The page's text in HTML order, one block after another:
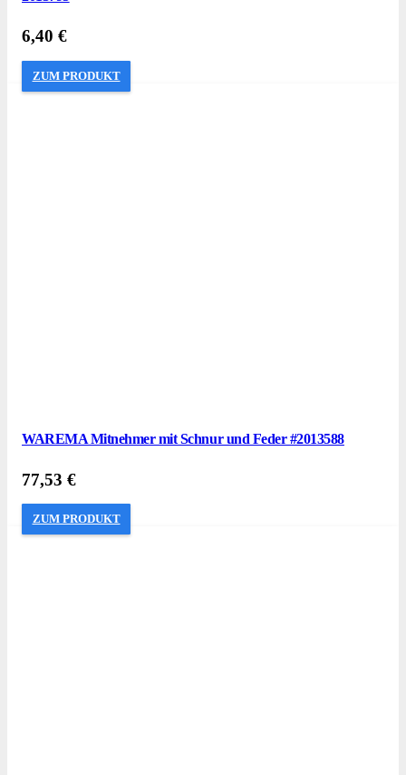
6,40 €
ZUM PRODUKT
WAREMA Mitnehmer mit Schnur und Feder #2013588
77,53 €
ZUM PRODUKT